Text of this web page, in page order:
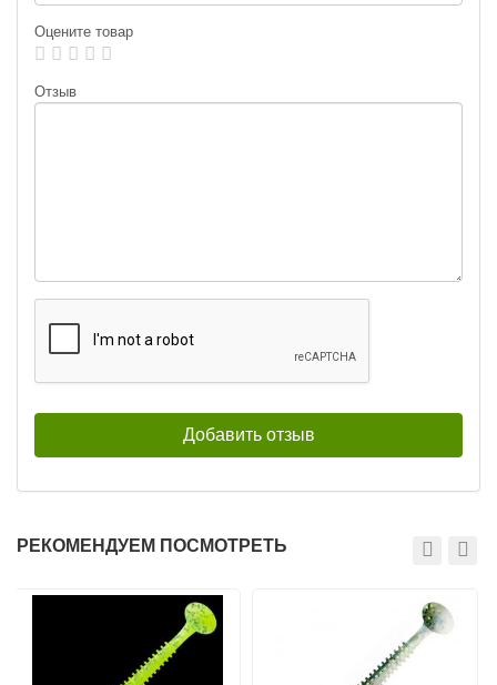
Оцените товар
Отзыв
РЕКОМЕНДУЕМ ПОСМОТРЕТЬ